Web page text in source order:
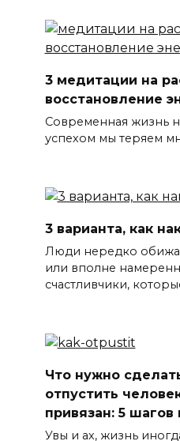
3 медитации на
восстановление
Современная жизнь
успехом мы теряем
3 варианта, как
Люди нередко
или вполне
счастливчики,
Что нужно
отпустить
привязан: 5
Увы и ах, жизнь